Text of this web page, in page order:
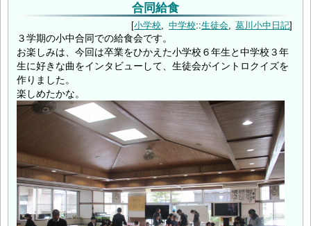
合同給食
小学校 中学校::生徒会 葛川小中日記
３学期の小中合同での給食会です。
お楽しみは、今回は卒業をひかえた小学校６年生と中学校３年
生に好きな曲をインタビューして、生徒会がイントロクイズを
作りました。
楽しめたかな。